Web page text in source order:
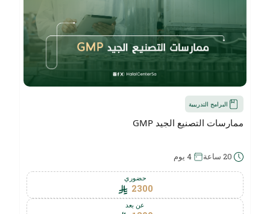
البرامج التدريبية
ممارسات التصنيع الجيد GMP
20 ساعة 4 يوم
حضوري
2300
عن بعد